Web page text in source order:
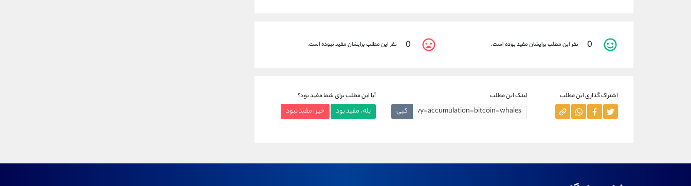
0 نفر این مطلب برایشان مفید بوده است. 0 نفر این مطلب برایشان مفید نبوده است.
اشتراک گذاری این مطلب لینک این مطلب
کپی
آیا این مطلب برای شما مفید بود؟
بله ، مفید بود خیر ، مفید نبود